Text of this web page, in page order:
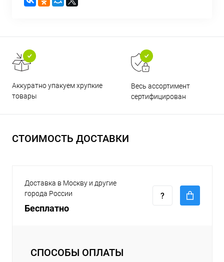
Аккуратно упакуем хрупкие
товары
Весь ассортимент
сертифицирован
СТОИМОСТЬ ДОСТАВКИ
Доставка в Москву и другие
города России
Бесплатно
СПОСОБЫ ОПЛАТЫ